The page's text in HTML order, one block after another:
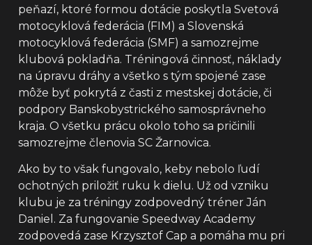
peňazí, ktoré formou dotácie poskytla Svetová
motocyklová federácia (FIM) a Slovenská
motocyklová federácia (SMF) a samozrejme
klubová pokladňa. Tréningová činnosť, náklady
na úpravu dráhy a všetko s tým spojené zase
môže byť pokrytá z časti z mestskej dotácie, či
podpory Banskobystrického samosprávneho
kraja. O všetku prácu okolo toho sa pričinili
samozrejme členovia SC Žarnovica.
Ako by to však fungovalo, keby nebolo ľudí
ochotných priložiť ruku k dielu. Už od vzniku
klubu je za tréningy zodpovedný tréner Ján
Daniel. Za fungovanie Speedway Academy
zodpovedá zase Krzysztof Cap a pomáha mu pri